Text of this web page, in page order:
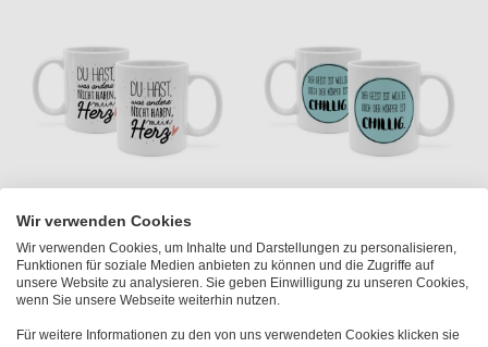
Tasse mit Spruch 'DU HAST
was andere NICHT HABEN,
mein Herz'
ab € 12,95
GEIST IST WILLIG, DOCH
DER KÖRPER IST CHILLIG.'
Wir verwenden Cookies
Wir verwenden Cookies, um Inhalte und Darstellungen zu personalisieren,
Funktionen für soziale Medien anbieten zu können und die Zugriffe auf
unsere Website zu analysieren. Sie geben Einwilligung zu unseren Cookies,
wenn Sie unsere Webseite weiterhin nutzen.
Für weitere Informationen zu den von uns verwendeten Cookies klicken sie